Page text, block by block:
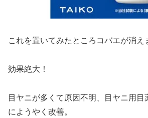
これを置いてみたところコバエが消え
効果絶大！
目ヤニが多くて原因不明、目ヤニ用目
にようやく改善。